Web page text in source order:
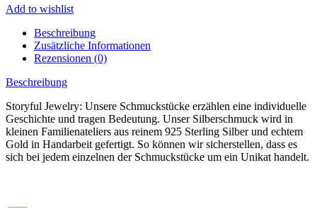
Add to wishlist
Beschreibung
Zusätzliche Informationen
Rezensionen (0)
Beschreibung
Storyful Jewelry: Unsere Schmuckstücke erzählen eine individuelle
Geschichte und tragen Bedeutung. Unser Silberschmuck wird in
kleinen Familienateliers aus reinem 925 Sterling Silber und echtem
Gold in Handarbeit gefertigt. So können wir sicherstellen, dass es
sich bei jedem einzelnen der Schmuckstücke um ein Unikat handelt.